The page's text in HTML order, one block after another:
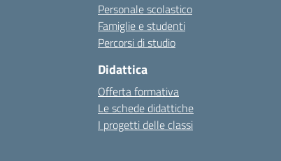
Personale scolastico
Famiglie e studenti
Percorsi di studio
Didattica
Offerta formativa
Le schede didattiche
I progetti delle classi